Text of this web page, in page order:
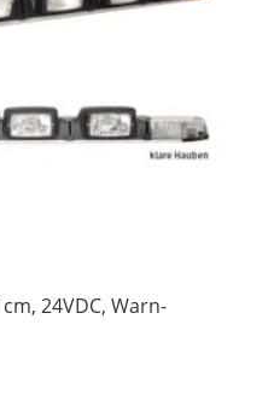
24VDC, Warn-